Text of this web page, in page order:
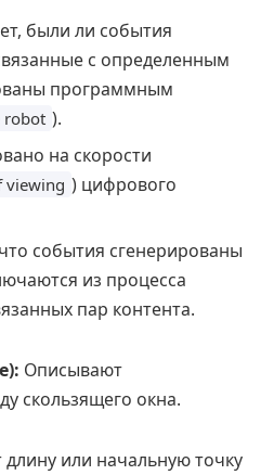
были ли события
с определенным
программным
robot ).
на скорости
viewing ) цифрового
события сгенерированы
из процесса
пар контента.
Описывают
скользящего окна.
или начальную точку